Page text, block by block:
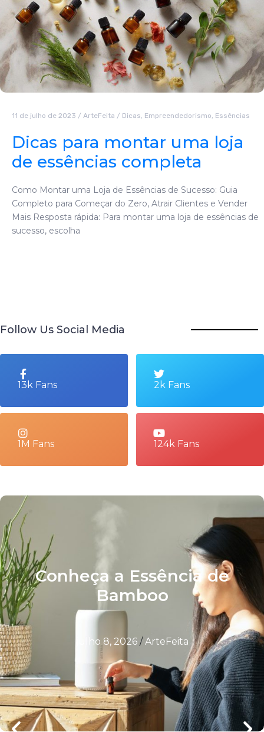
11 de julho de 2023 / ArteFeita / Dicas Empreendedorismo Essências
Dicas para montar uma loja
de essências completa
Como Montar uma Loja de Essências de Sucesso: Guia
Completo para Começar do Zero, Atrair Clientes e Vender
Mais Resposta rápida: Para montar uma loja de essências de
sucesso, escolha
Follow Us Social Media
13k Fans 2k Fans
1M Fans 124k Fans
Conheça a Essência de
Bamboo
julho 8, 2026 / ArteFeita